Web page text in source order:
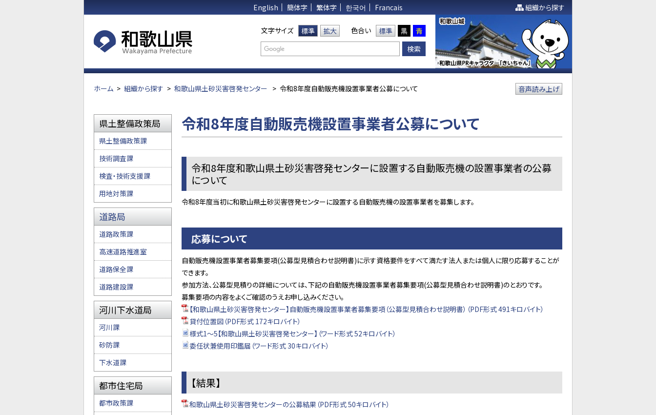
English 簡体字 繁体字 한국어 Francais 組織から探す
文字サイズ 標準 拡大 色合い 標準 黒 青
ホーム > 組織から探す > 和歌山県土砂災害啓発センター > 令和8年度自動販売機設置事業者公募について 音声読み上げ
令和8年度自動販売機設置事業者公募について
令和8年度和歌山県土砂災害啓発センターに設置する自動販売機の設置事業者の公募
について
令和8年度当初に和歌山県土砂災害啓発センターに設置する自動販売機の設置事業者を募集します。
応募について
自動販売機設置事業者募集要項(公募型見積合わせ説明書)に示す資格要件をすべて満たす法人または個人に限り応募することが
できます。
参加方法、公募型見積りの詳細については、下記の自動販売機設置事業者募集要項(公募型見積合わせ説明書)のとおりです。
募集要項の内容をよくご確認のうえお申し込みください。
【和歌山県土砂災害啓発センター】自動販売機設置事業者募集要項（公募型見積合わせ説明書）（PDF形式 491キロバイト）
貸付位置図（PDF形式 172キロバイト）
様式1～5【和歌山県土砂災害啓発センター】（ワード形式 52キロバイト）
委任状兼使用印鑑届（ワード形式 30キロバイト）
【結果】
和歌山県土砂災害啓発センターの公募結果（PDF形式 50キロバイト）
県土整備政策局
県土整備政策課
技術調査課
検査・技術支援課
用地対策課
道路局
道路政策課
高速道路推進室
道路保全課
道路建設課
河川下水道局
河川課
砂防課
下水道課
都市住宅局
都市政策課